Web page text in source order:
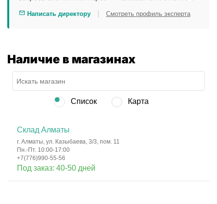
Написать директору Смотреть профиль эксперта
Наличие в магазинах
Список Карта
Склад Алматы
г. Алматы, ул. Казыбаева, 3/3, пом. 11
Пн.-Пт. 10:00-17:00
+7(776)990-55-56
Под заказ: 40-50 дней